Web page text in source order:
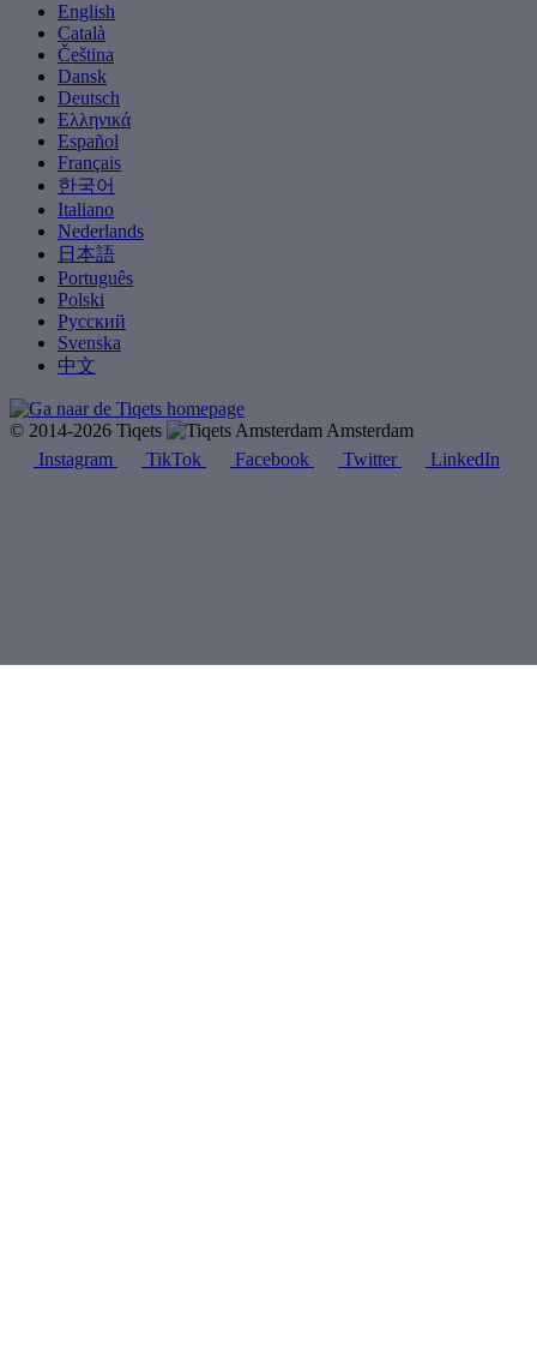
English
Català
Čeština
Dansk
Deutsch
Ελληνικά
Español
Français
한국어
Italiano
Nederlands
日本語
Português
Polski
Русский
Svenska
中文
© 2014-2026 Tiqets
Amsterdam
Instagram
TikTok Facebook Twitter LinkedIn